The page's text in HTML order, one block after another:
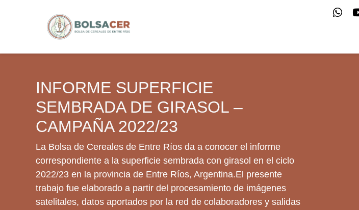
INFORME SUPERFICIE
SEMBRADA DE GIRASOL –
CAMPAÑA 2022/23
La Bolsa de Cereales de Entre Ríos da a conocer el informe
correspondiente a la superficie sembrada con girasol en el ciclo
2022/23 en la provincia de Entre Ríos, Argentina.El presente
trabajo fue elaborado a partir del procesamiento de imágenes
satelitales, datos aportados por la red de colaboradores y salidas